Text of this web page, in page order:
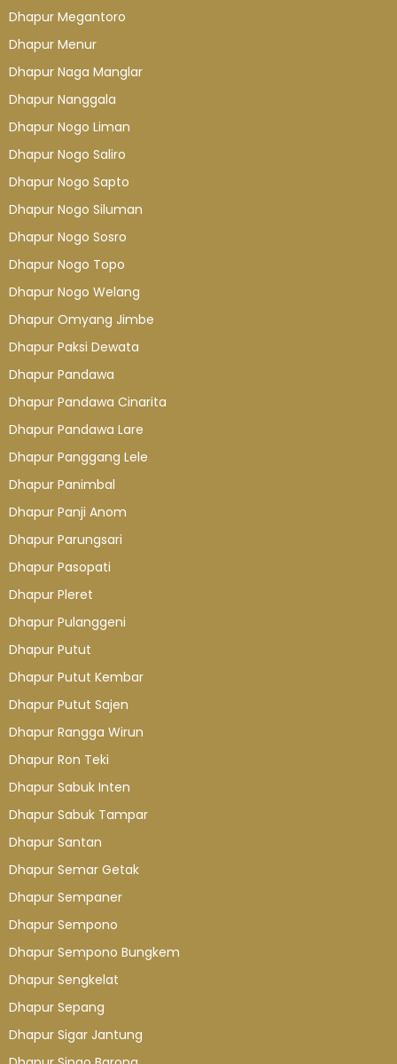
Dhapur Megantoro
Dhapur Menur
Dhapur Naga Manglar
Dhapur Nanggala
Dhapur Nogo Liman
Dhapur Nogo Saliro
Dhapur Nogo Sapto
Dhapur Nogo Siluman
Dhapur Nogo Sosro
Dhapur Nogo Topo
Dhapur Nogo Welang
Dhapur Omyang Jimbe
Dhapur Paksi Dewata
Dhapur Pandawa
Dhapur Pandawa Cinarita
Dhapur Pandawa Lare
Dhapur Panggang Lele
Dhapur Panimbal
Dhapur Panji Anom
Dhapur Parungsari
Dhapur Pasopati
Dhapur Pleret
Dhapur Pulanggeni
Dhapur Putut
Dhapur Putut Kembar
Dhapur Putut Sajen
Dhapur Rangga Wirun
Dhapur Ron Teki
Dhapur Sabuk Inten
Dhapur Sabuk Tampar
Dhapur Santan
Dhapur Semar Getak
Dhapur Sempaner
Dhapur Sempono
Dhapur Sempono Bungkem
Dhapur Sengkelat
Dhapur Sepang
Dhapur Sigar Jantung